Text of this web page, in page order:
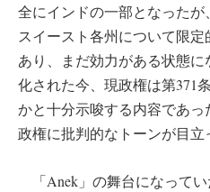
全にインドの一部となった
スイースト各州について限
あり、まだ効力がある状態
化された今、現政権は第371
かと十分示唆する内容であ
政権に批判的なトーンが目立
「Anek」の舞台になって